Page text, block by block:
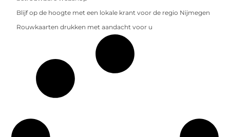
Blijf op de hoogte met een lokale krant voor de regio Nijmegen
Rouwkaarten drukken met aandacht voor u